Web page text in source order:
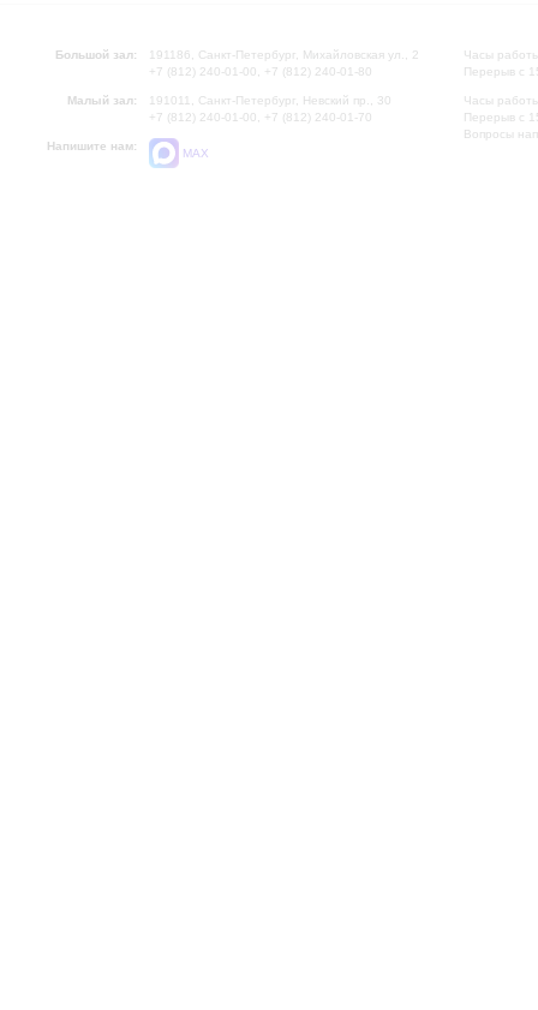
Большой зал:
191186, Санкт-Петербург, Михайловская ул., 2
+7 (812) 240-01-00, +7 (812) 240-01-80
Малый зал:
191011, Санкт-Петербург, Невский пр., 30
+7 (812) 240-01-00, +7 (812) 240-01-70
Напишите нам:
MAX
Часы
Перерыв с
Часы
Перерыв с
Вопросы